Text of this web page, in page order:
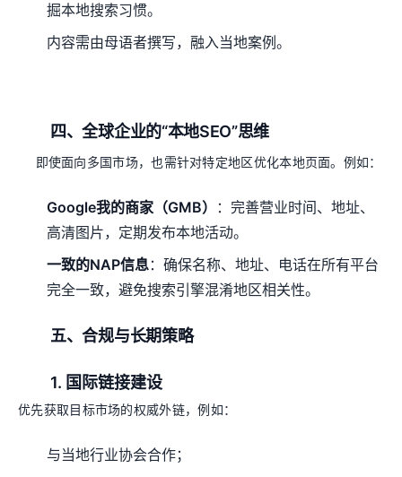
掘本地搜索习惯。
内容需由母语者撰写，融入当地案例。
四、全球企业的“本地SEO”思维
即使面向多国市场，也需针对特定地区优化本地页面。例如：
Google我的商家（GMB）
：完善营业时间、地址、
高清图片，定期发布本地活动。
一致的NAP信息：确保名称、地址、电话在所有平台
完全一致，避免搜索引擎混淆地区相关性。
五、合规与长期策略
1. 国际链接建设
优先获取目标市场的权威外链，例如：
与当地行业协会合作；